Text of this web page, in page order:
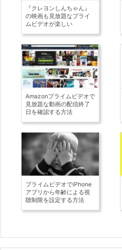
『クレヨンしんちゃん』
の映画も見放題なプライ
ムビデオが楽しい
Amazonプライムビデオで
見放題な動画の配信終了
日を確認する方法
プライムビデオでiPhone
アプリから年齢による視
聴制限を設定する方法